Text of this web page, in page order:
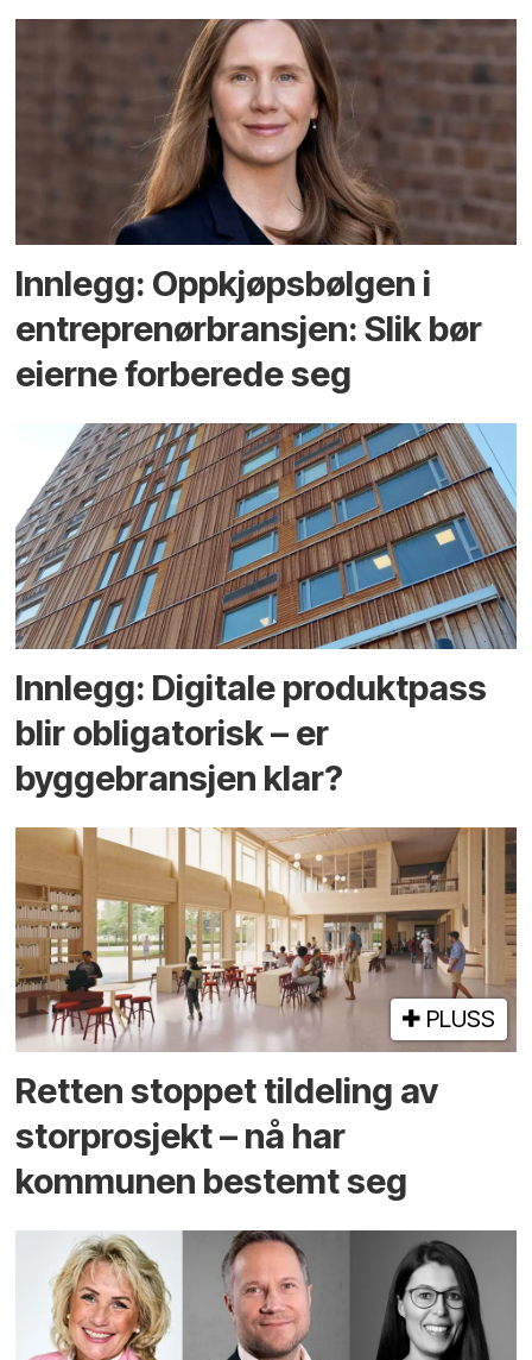
Innlegg: Oppkjøps­bølgen i
entreprenør­bransjen: Slik bør
eierne forberede seg
Innlegg: Digitale produktpass
blir obligatorisk – er
byggebransjen klar?
PLUSS
Retten stoppet tildeling av
storprosjekt – nå har
kommunen bestemt seg